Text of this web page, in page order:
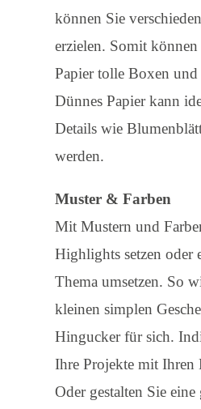
können Sie
erzielen. Somit können
Papier tolle Boxen
Dünnes Papier kann
Details wie
werden.
Muster & Farben
Mit Mustern und
Highlights setzen oder
Thema umsetzen. So
kleinen simplen
Hingucker für sich.
Ihre Projekte mit Ihren
Oder gestalten Sie eine